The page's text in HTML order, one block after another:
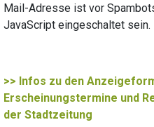
Mail-Adresse ist vor
JavaScript eingeschaltet sein.
>> Infos zu den
Erscheinungstermine und
der Stadtzeitung